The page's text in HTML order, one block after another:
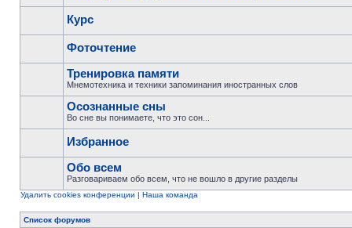
Курс
Фоточтение
Тренировка памяти
Мнемотехника и техники запоминания иностранных слов
Осознанные сны
Во сне вы понимаете, что это сон...
Избранное
Обо всем
Разговариваем обо всем, что не вошло в другие разделы
Удалить cookies конференции | Наша команда
Список форумов